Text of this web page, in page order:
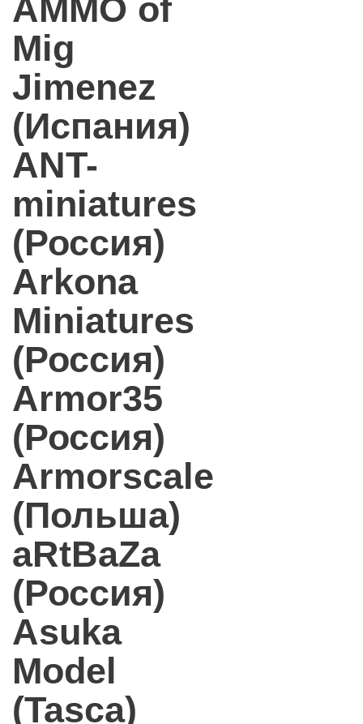
AMMO of
Mig
Jimenez
(Испания)
ANT-
miniatures
(Россия)
Arkona
Miniatures
(Россия)
Armor35
(Россия)
Armorscale
(Польша)
aRtBaZa
(Россия)
Asuka
Model
(Tasca)